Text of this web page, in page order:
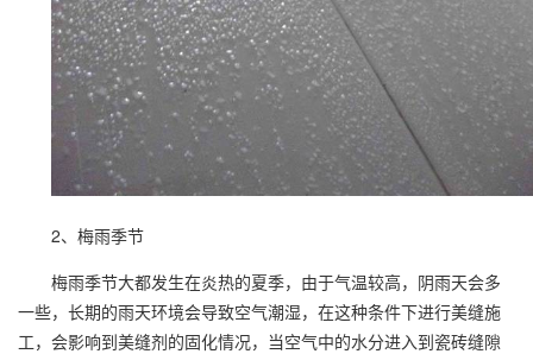
2、梅雨季节
梅雨季节大都发生在炎热的夏季，由于气温较高，阴雨天会多
一些，长期的雨天环境会导致空气潮湿，在这种条件下进行美缝施
工，会影响到美缝剂的固化情况，当空气中的水分进入到瓷砖缝隙